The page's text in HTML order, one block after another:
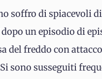
soffro di spiacevoli
un episodio di
del freddo con
sono susseguiti